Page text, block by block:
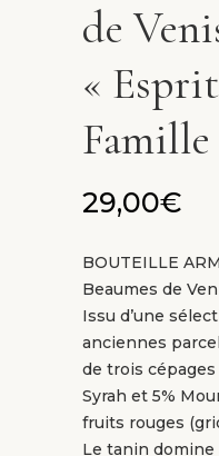
de
«
Famille
29,00€
BOUTEILLE
Beaumes de
Issu d’une
anciennes
de trois cépages
Syrah et 5%
fruits rouges
Le tanin domine